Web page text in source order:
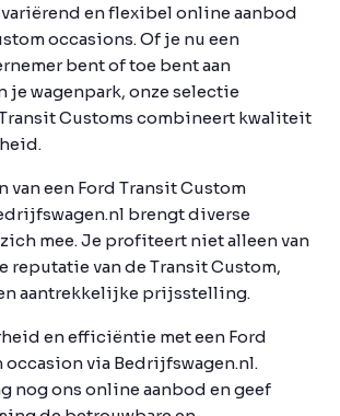
en flexibel online aanbod
occasions. Of je nu een
bent of toe bent aan
wagenpark, onze selectie
Customs combineert kwaliteit
van een Ford Transit Custom
brengt diverse
mee. Je profiteert niet alleen van
reputatie van de Transit Custom,
aantrekkelijke prijsstelling.
en efficiëntie met een Ford
occasion via Bedrijfswagen.nl.
nog ons online aanbod en geef